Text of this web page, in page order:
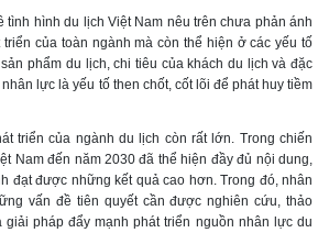
tình hình du lịch Việt Nam nêu trên chưa phản ánh
của toàn ngành mà còn thể hiện ở các yếu tố
phẩm du lịch, chi tiêu của khách du lịch và đặc
lực là yếu tố then chốt, cốt lõi để phát huy tiềm
triển của ngành du lịch còn rất lớn. Trong chiến
Nam đến năm 2030 đã thể hiện đầy đủ nội dung,
đạt được những kết quả cao hơn. Trong đó, nhân
vấn đề tiên quyết cần được nghiên cứu, thảo
giải pháp đẩy mạnh phát triển nguồn nhân lực du